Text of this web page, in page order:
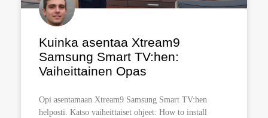
Kuinka asentaa Xtream9
Samsung Smart TV:hen:
Vaiheittainen Opas
Opi asentamaan Xtream9 Samsung Smart TV:hen
helposti. Katso vaiheittaiset ohjeet: How to install